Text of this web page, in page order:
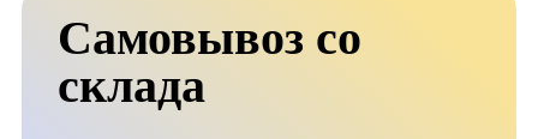
Самовывоз со
склада